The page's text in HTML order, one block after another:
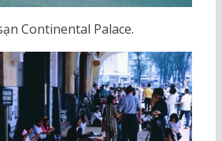
Continental Palace.